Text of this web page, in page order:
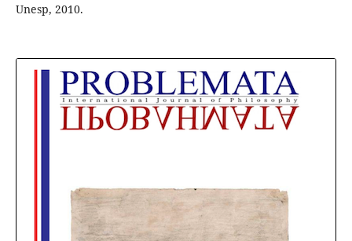
Unesp, 2010.